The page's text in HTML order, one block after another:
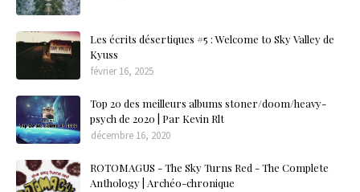
Les écrits désertiques #5 : Welcome to Sky Valley de
Kyuss
février 16, 2025
Top 20 des meilleurs albums stoner/doom/heavy-
psych de 2020 | Par Kevin Rlt
décembre 16, 2020
ROTOMAGUS - The Sky Turns Red - The Complete
Anthology | Archéo-chronique